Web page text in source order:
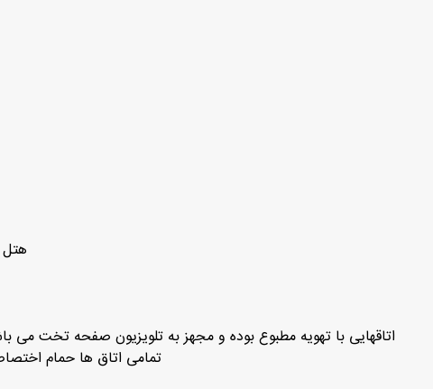
هتل
اتاقهایی با تهویه مطبوع بوده و مجهز به تلویزیون صفحه تخت
تمامی اتاق ها حمام